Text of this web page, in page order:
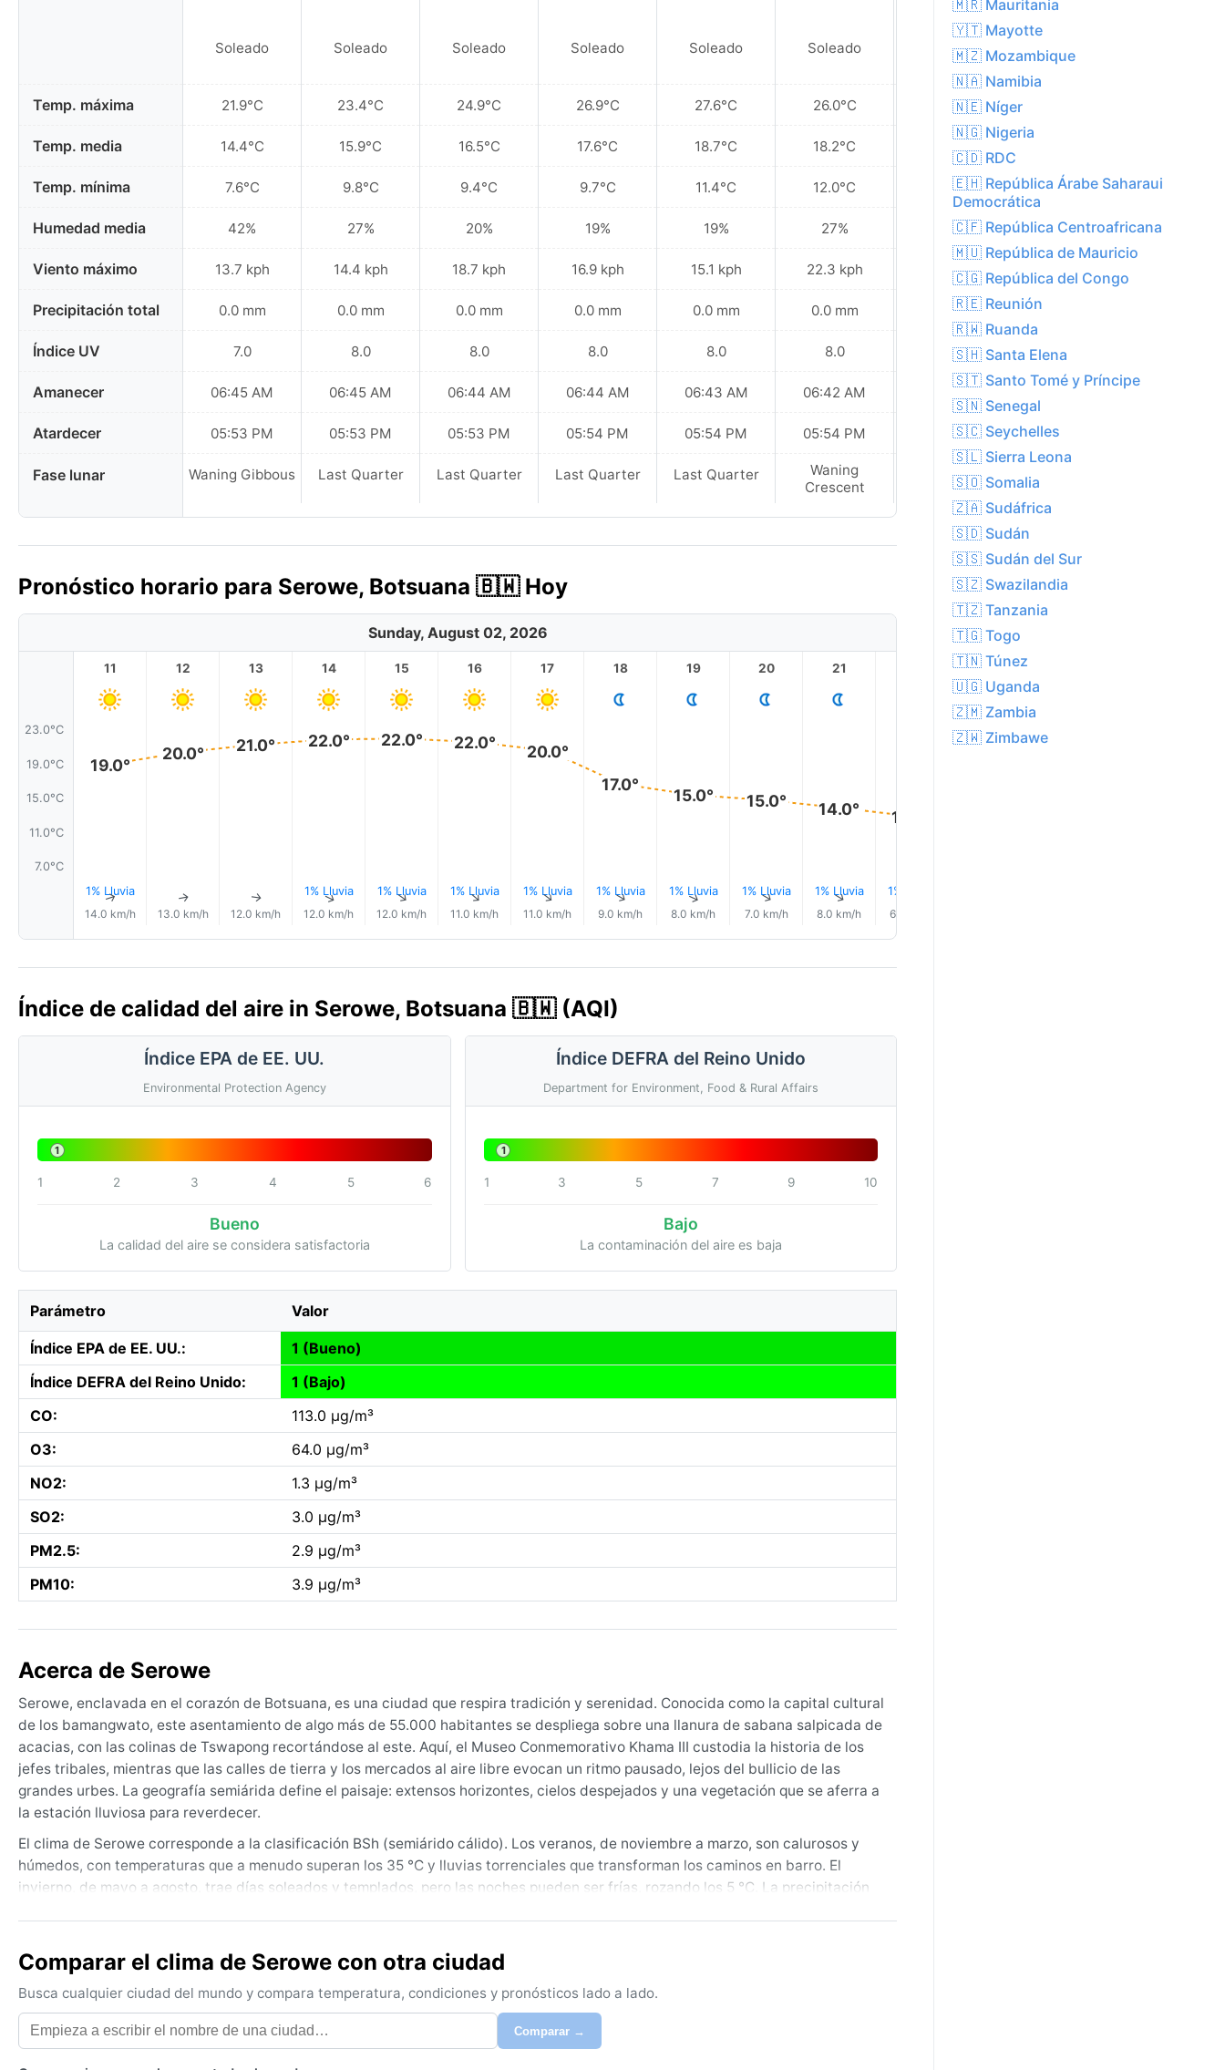
Temp. máxima
Temp. media
Temp. mínima
Humedad media
Viento máximo
Precipitación total
Índice UV
Amanecer
Atardecer
Fase lunar
Soleado
21.9°C
14.4°C
7.6°C
42%
13.7 kph
0.0 mm
7.0
06:45 AM
05:53 PM
Waning Gibbous
Soleado
23.4°C
15.9°C
9.8°C
27%
14.4 kph
0.0 mm
8.0
06:45 AM
05:53 PM
Last Quarter
Soleado
24.9°C
16.5°C
9.4°C
20%
18.7 kph
0.0 mm
8.0
06:44 AM
05:53 PM
Last Quarter
Soleado
26.9°C
17.6°C
9.7°C
19%
16.9 kph
0.0 mm
8.0
06:44 AM
05:54 PM
Last Quarter
Soleado
27.6°C
18.7°C
11.4°C
19%
15.1 kph
0.0 mm
8.0
06:43 AM
05:54 PM
Last Quarter
Soleado
26.0°C
18.2°C
12.0°C
27%
22.3 kph
0.0 mm
8.0
06:42 AM
05:54 PM
Waning
Crescent
Soleado
24.8°C
10.4°C
35%
18.0 kph
0.0 mm
7.0
06:42 AM
05:55 PM
Crescent
Pronóstico horario para Serowe, Botsuana 🇧🇼 Hoy
Sunday, August 02, 2026
23.0°C
19.0°C
15.0°C
11.0°C
7.0°C
11
19.0°
1% Lluvia
↑
14.0 km/h
12
20.0°
↑
13.0 km/h
13
21.0°
↑
12.0 km/h
14
22.0°
1% Lluvia
↑
12.0 km/h
15
22.0°
1% Lluvia
↑
12.0 km/h
16
22.0°
1% Lluvia
↑
11.0 km/h
17
20.0°
1% Lluvia
↑
11.0 km/h
18
17.0°
1% Lluvia
↑
9.0 km/h
19
15.0°
1% Lluvia
↑
8.0 km/h
20
15.0°
1% Lluvia
↑
7.0 km/h
21
14.0°
1% Lluvia
↑
8.0 km/h
13.0°
1% Lluvia
6.0 km/h
23
Índice de calidad del aire in Serowe, Botsuana 🇧🇼 (AQI)
Índice EPA de EE. UU.
Environmental Protection Agency
1
1 2 3 4 5 6
Bueno
La calidad del aire se considera satisfactoria
Índice DEFRA del Reino Unido
Department for Environment, Food & Rural Affairs
1
1 3 5 7 9 10
Bajo
La contaminación del aire es baja
Parámetro Valor
Índice EPA de EE. UU.:
1 (Bueno)
Índice DEFRA del Reino Unido:
1 (Bajo)
CO:
113.0 µg/m³
O3:
64.0 µg/m³
NO2:
1.3 µg/m³
SO2:
3.0 µg/m³
PM2.5:
2.9 µg/m³
PM10:
3.9 µg/m³
Acerca de Serowe
Serowe, enclavada en el corazón de Botsuana, es una ciudad que respira tradición y serenidad. Conocida como la capital cultural
de los bamangwato, este asentamiento de algo más de 55.000 habitantes se despliega sobre una llanura de sabana salpicada de
acacias, con las colinas de Tswapong recortándose al este. Aquí, el Museo Conmemorativo Khama III custodia la historia de los
jefes tribales, mientras que las calles de tierra y los mercados al aire libre evocan un ritmo pausado, lejos del bullicio de las
grandes urbes. La geografía semiárida define el paisaje: extensos horizontes, cielos despejados y una vegetación que se aferra a
la estación lluviosa para reverdecer.
El clima de Serowe corresponde a la clasificación BSh (semiárido cálido). Los veranos, de noviembre a marzo, son calurosos y
húmedos, con temperaturas que a menudo superan los 35 °C y lluvias torrenciales que transforman los caminos en barro. El
invierno, de mayo a agosto, trae días soleados y templados, pero las noches pueden ser frías, rozando los 5 °C. La precipitación
relativa es baja durante la estación seca, pero en verano puede resultar sofocante.
El mejor momento para conocer Serowe desde el punto de vista climático es durante el invierno austral, de mayo a agosto,
cuando las temperaturas son suaves y el cielo permanece despejado. Los fenómenos notables incluyen tormentas de polvo que
levantan nubes ocres en los días ventosos de primavera, y olas de calor extremo que pueden prolongarse en diciembre. Las
heladas son raras pero posibles en las noches más frías de julio. No hay monzones ni ciclones; el peligro meteorológico principal
Comparar el clima de Serowe con otra ciudad
Busca cualquier ciudad del mundo y compara temperatura, condiciones y pronósticos lado a lado.
Comparar →
🇲🇷 Mauritania
🇾🇹 Mayotte
🇲🇿 Mozambique
🇳🇦 Namibia
🇳🇪 Níger
🇳🇬 Nigeria
🇨🇩 RDC
🇪🇭 República Árabe Saharaui
Democrática
🇨🇫 República Centroafricana
🇲🇺 República de Mauricio
🇨🇬 República del Congo
🇷🇪 Reunión
🇷🇼 Ruanda
🇸🇭 Santa Elena
🇸🇹 Santo Tomé y Príncipe
🇸🇳 Senegal
🇸🇨 Seychelles
🇸🇱 Sierra Leona
🇸🇴 Somalia
🇿🇦 Sudáfrica
🇸🇩 Sudán
🇸🇸 Sudán del Sur
🇸🇿 Swazilandia
🇹🇿 Tanzania
🇹🇬 Togo
🇹🇳 Túnez
🇺🇬 Uganda
🇿🇲 Zambia
🇿🇼 Zimbawe